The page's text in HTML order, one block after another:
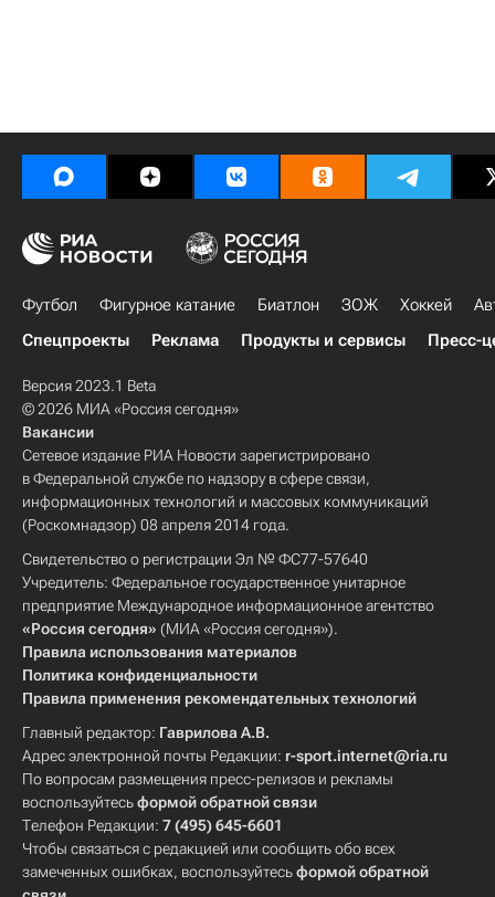
Футбол Фигурное катание Биатлон ЗОЖ Хоккей
Спецпроекты
Реклама Продукты и сервисы Пресс-
Версия 2023.1 Beta
© 2026 МИА «Россия сегодня»
Вакансии
Сетевое издание РИА Новости зарегистрировано
в Федеральной службе по надзору в сфере связи,
информационных технологий и массовых коммуникаций
(Роскомнадзор) 08 апреля 2014 года.
Свидетельство о регистрации Эл № ФС77-57640
Учредитель: Федеральное государственное унитарное
предприятие Международное информационное агентство
«Россия сегодня» (МИА «Россия сегодня»).
Правила использования материалов
Политика конфиденциальности
Правила применения рекомендательных технологий
Главный редактор: Гаврилова А.В.
Адрес электронной почты Редакции: r-sport.internet@ria.ru
По вопросам размещения пресс-релизов и рекламы
воспользуйтесьформой обратной связи
Телефон Редакции: 7 (495) 645-6601
Чтобы связаться с редакцией или сообщить обо всех
замеченных ошибках, воспользуйтесьформой обратной